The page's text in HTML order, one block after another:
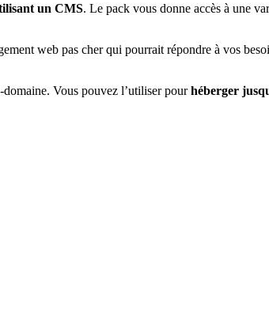
un CMS. Le pack vous donne accès à une
web pas cher qui pourrait répondre à vos
Vous pouvez l’utiliser pourhéberger